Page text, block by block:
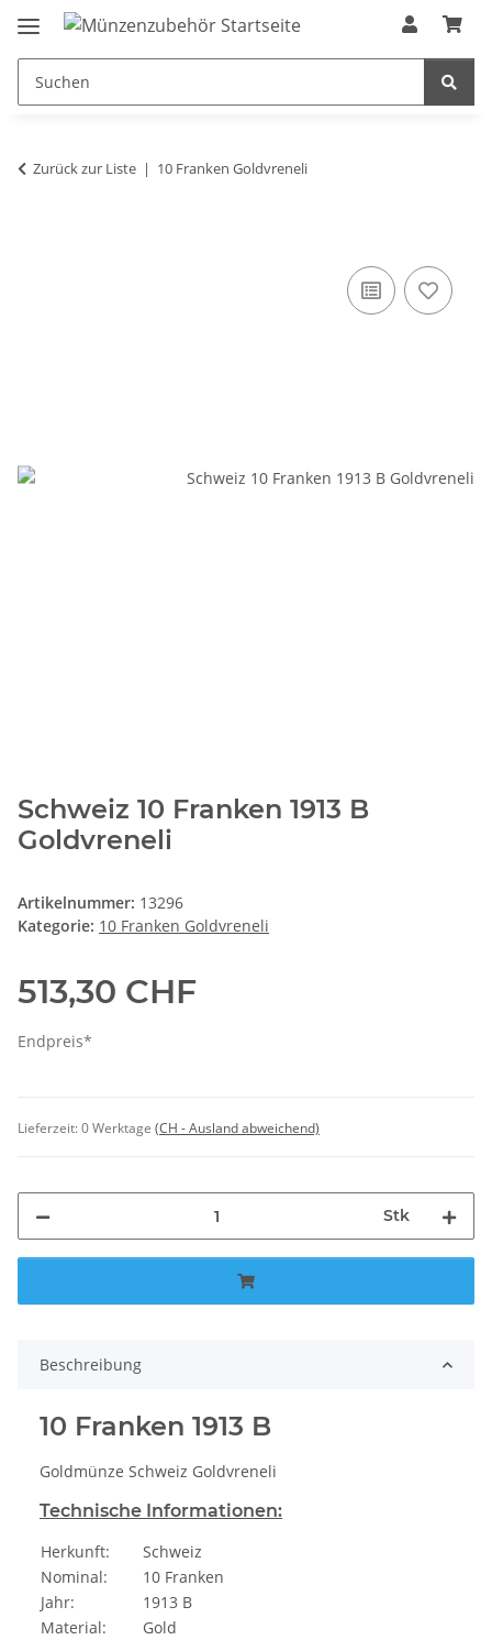
Zurück zur Liste 10 Franken Goldvreneli
Schweiz 10 Franken 1913 B
Goldvreneli
Artikelnummer: 13296
Kategorie: 10 Franken Goldvreneli
513,30 CHF
Endpreis*
Lieferzeit:0 Werktage (CH - Ausland abweichend)
Stk
Beschreibung
10 Franken 1913 B
Goldmünze Schweiz Goldvreneli
Technische Informationen:
Herkunft:
Schweiz
Nominal:
10 Franken
Jahr:
1913 B
Material:
Gold